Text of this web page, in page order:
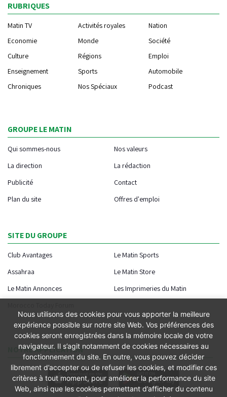
RUBRIQUES
Matin TV Activités royales
Nation
Economie
Monde
Société
Culture
Régions
Emploi
Enseignement
Sports
Automobile
Chroniques
Nos Spéciaux Podcast
GROUPE LE MATIN
Qui sommes-nous
Nos valeurs
La direction
La rédaction
Publicité
Contact
Plan du site
Offres d'emploi
SITE DU GROUPE
Club Avantages
Le Matin Sports
Assahraa
Le Matin Store
Le Matin Annonces
Les Imprimeries du Matin
NOTRE APPLICATION
Nous utilisons des cookies pour vous apporter la meilleure
expérience possible sur notre site Web. Vos préférences des
cookies seront enregistrées dans la mémoire locale de votre
navigateur. Il s’agit notamment de cookies nécessaires au
fonctionnement du site. En outre, vous pouvez décider
librement d’accepter ou de refuser les cookies, et modifier ces
critères à tout moment, pour améliorer la performance du site
Web, ainsi que les cookies permettant d’afficher du contenu